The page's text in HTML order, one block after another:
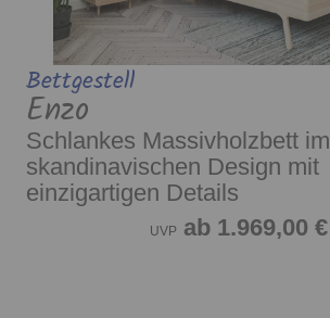
Bettgestell
Enzo
Schlankes Massivholzbett im
skandinavischen Design mit
einzigartigen Details
UVP ab 1.969,00 €